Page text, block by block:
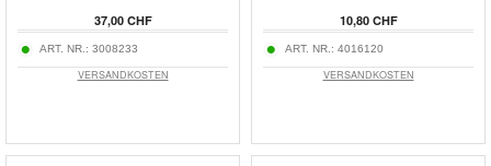
37,00 CHF
ART. NR.: 3008233
VERSANDKOSTEN
10,80 CHF
ART. NR.: 4016120
VERSANDKOSTEN